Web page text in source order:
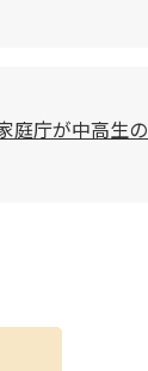
庁が中高生